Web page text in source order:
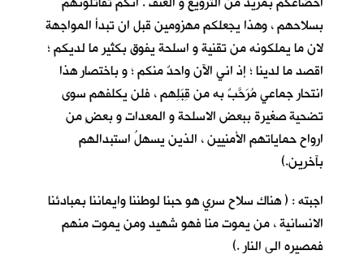
بسلاحهم ، وهذا يجعلكم مهزومين قبل ان تبدأ المواجهة
لان ما يملكونه من تقنية و اسلحة يفوق بكثير ما لديكم ؛
اقصد ما لدينا ؛ إذ اني الآن واحدٌ منكم ؛ و باختصار هذا
انتحار جماعي مُرَحَّبٌ به من قِبَلِهم ، فلن يكلفهم سوى
تضحية صغيرة ببعض الاسلحة و المعدات و بعضٍ من
ارواح حماياتهم الأمنيين ، الذين يسهلُ استبدالهم
بآخرين.)
اجبته : ( هناك سلاح سري هو حبنا لوطننا وايماننا بمبادئنا
الانسانية ، من يموت منا فهو شهيد ومن يموت منهم
فمصيره الى النار .)